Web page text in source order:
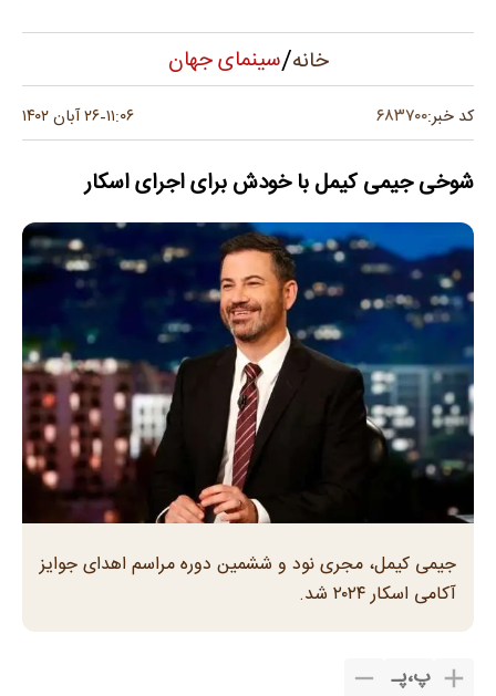
خانه/سینمای جهان
کد خبر:۶۸۳۷۰۰ ۱۱:۰۶-۲۶ آبان ۱۴۰۲
شوخی جیمی کیمل با خودش برای اجرای اسکار
جیمی کیمل، مجری نود و ششمین دوره مراسم اهدای جوایز
آکامی اسکار ۲۰۲۴ شد.
پ،پـ